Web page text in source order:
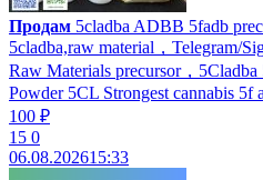
Продам 5cladba ADBB 5fadb
5cladba,raw material，Telegram/
Raw Materials precursor，
Powder 5CL Strongest cannabis 5f
100 ₽
15 0
06.08.202615:33